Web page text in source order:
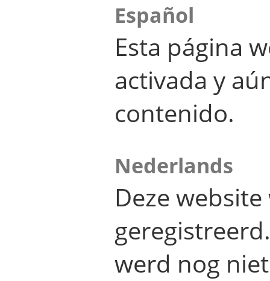
Español
Esta página
activada y
contenido.
Nederlands
Deze
werd nog